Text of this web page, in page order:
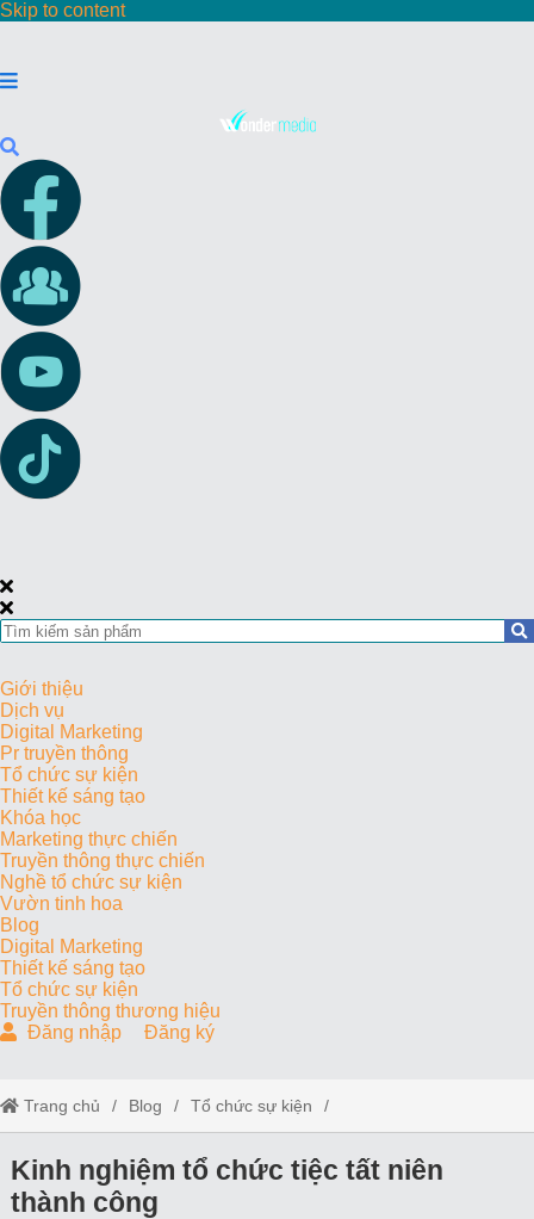
Skip to content
Giới thiệu
Dịch vụ
Digital Marketing
Pr truyền thông
Tổ chức sự kiện
Thiết kế sáng tạo
Khóa học
Marketing thực chiến
Truyền thông thực chiến
Nghề tổ chức sự kiện
Vườn tinh hoa
Blog
Digital Marketing
Thiết kế sáng tạo
Tổ chức sự kiện
Truyền thông thương hiệu
Đăng nhập
Đăng ký
Trang chủ Blog Tổ chức sự kiện
Kinh nghiệm tổ chức tiệc tất niên thành công
Kinh nghiệm tổ chức tiệc tất niên
thành công